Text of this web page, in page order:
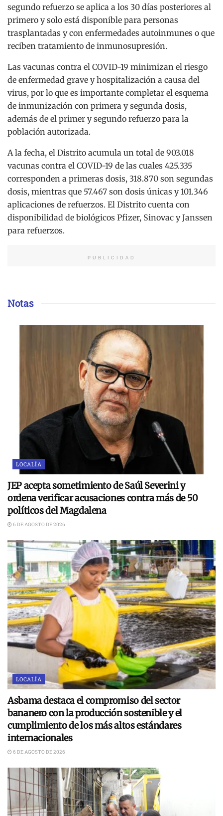
segundo refuerzo se aplica a los 30 días posteriores al
primero y solo está disponible para personas
trasplantadas y con enfermedades autoinmunes o que
reciben tratamiento de inmunosupresión.
Las vacunas contra el COVID-19 minimizan el riesgo
de enfermedad grave y hospitalización a causa del
virus, por lo que es importante completar el esquema
de inmunización con primera y segunda dosis,
además de el primer y segundo refuerzo para la
población autorizada.
A la fecha, el Distrito acumula un total de 903.018
vacunas contra el COVID-19 de las cuales 425.335
corresponden a primeras dosis, 318.870 son segundas
dosis, mientras que 57.467 son dosis únicas y 101.346
aplicaciones de refuerzos. El Distrito cuenta con
disponibilidad de biológicos Pfizer, Sinovac y Janssen
para refuerzos.
PUBLICIDAD
Notas
LOCALÍA
JEP acepta sometimiento de Saúl Severini y
ordena verificar acusaciones contra más de 50
políticos del Magdalena
6 DE AGOSTO DE 2026
LOCALÍA
Asbama destaca el compromiso del sector
bananero con la producción sostenible y el
cumplimiento de los más altos estándares
internacionales
6 DE AGOSTO DE 2026